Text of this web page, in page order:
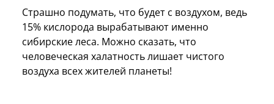
Страшно подумать, что будет с воздухом, ведь
15% кислорода вырабатывают именно
сибирские леса. Можно сказать, что
человеческая халатность лишает чистого
воздуха всех жителей планеты!